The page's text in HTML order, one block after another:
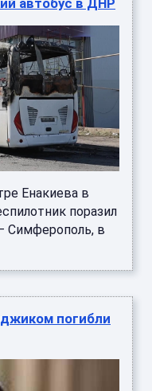
Енакиева в
поразил
Симферополь, в
погибли